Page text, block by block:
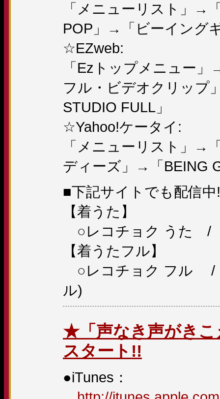
「メニューリスト」→
POP」→「ビーイング
☆EZweb:
「Ezトップメニュー
フル・ビデオクリップ
STUDIO FULL」
☆Yahoo!ケータイ:
「メニューリスト」→
ディーズ」→「BEING
■下記サイトでも配信中
【着うた】
○レコチョク うた /
【着うたフル】
○レコチョク フル /
ル)
★「声なき声がきこ
スタート!!
●iTunes：